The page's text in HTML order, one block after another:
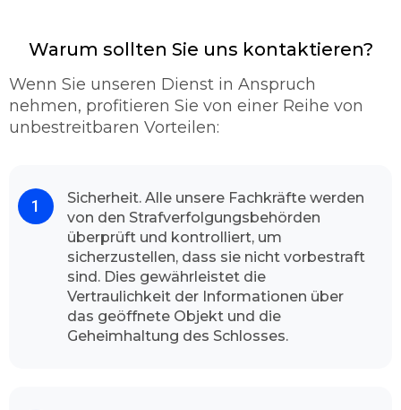
abgeschlossen sein, gehen wir erst einmal
wir Ihnen andernfalls wieder Zugang zu Ihrer
Gebäude verschaffen können. Die letzte
Lösung dafür ist, schließlich die Aufbohrung.
Markenbohrer. Damit wir so wenig wie
möglich mit geringen Schaden fortkommen.
In den meisten Fällen gelingt es uns schadlos
und sachgemäß die Türe zu öffnen.
Kontaktieren Sie uns und schauen Sie sich das
Resultat an.
Mit hohen Begeisterung unserer
Warum sollten Sie uns kontaktieren?
Wenn Sie unseren Dienst in Anspruch
nehmen, profitieren Sie von einer Reihe von
unbestreitbaren Vorteilen:
Sicherheit. Alle unsere Fachkräfte werden
von den Strafverfolgungsbehörden
überprüft und kontrolliert, um
sicherzustellen, dass sie nicht vorbestraft
sind. Dies gewährleistet die
Vertraulichkeit der Informationen über
das geöffnete Objekt und die
Geheimhaltung des Schlosses.